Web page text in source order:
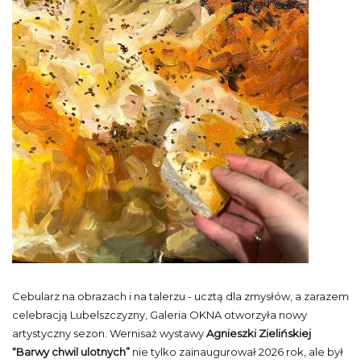
Cebularz na obrazach i na talerzu - ucztą dla zmysłów, a zarazem
celebracją Lubelszczyzny, Galeria OKNA otworzyła nowy
artystyczny sezon. Wernisaż wystawyAgnieszki Zielińskiej
“Barwy chwil ulotnych” nie tylko zainaugurował 2026 rok, ale był